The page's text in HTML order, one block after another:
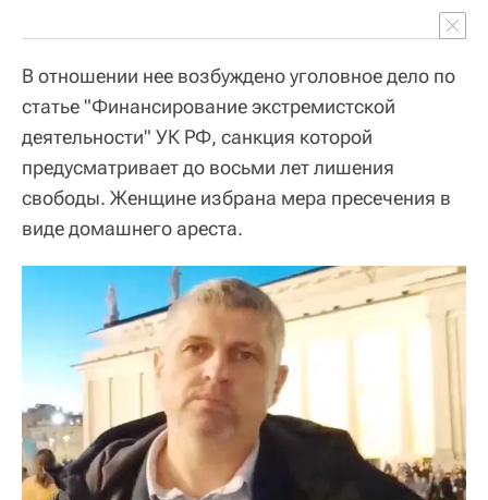
В отношении нее возбуждено уголовное дело по
статье "Финансирование экстремистской
деятельности" УК РФ, санкция которой
предусматривает до восьми лет лишения
свободы. Женщине избрана мера пресечения в
виде домашнего ареста.